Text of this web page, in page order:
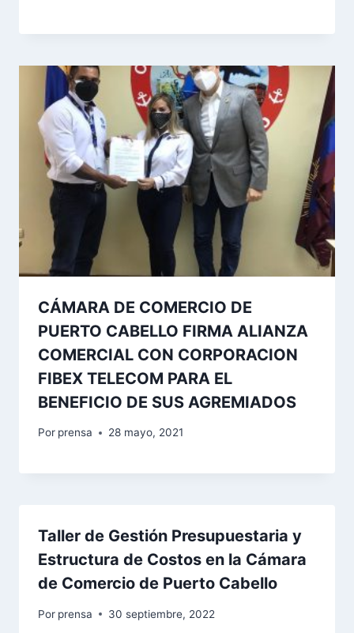
CÁMARA DE COMERCIO DE
PUERTO CABELLO FIRMA ALIANZA
COMERCIAL CON CORPORACION
FIBEX TELECOM PARA EL
BENEFICIO DE SUS AGREMIADOS
Por prensa 28 mayo, 2021
Taller de Gestión Presupuestaria y
Estructura de Costos en la Cámara
de Comercio de Puerto Cabello
Por prensa 30 septiembre, 2022